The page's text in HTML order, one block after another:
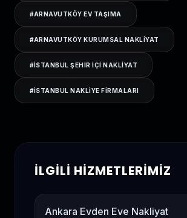
#ARNAVUTKÖY EV TAŞIMA
#ARNAVUTKÖY KURUMSAL NAKLIYAT
#ISTANBUL ŞEHIR IÇI NAKLIYAT
#ISTANBUL NAKLIYE FIRMALARI
İLGILI HIZMETLERIMIZ
Ankara Evden Eve Nakliyat